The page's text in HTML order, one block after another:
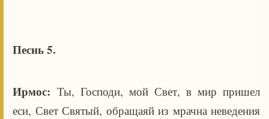
Песнь 5.
Ирмос: Ты, Господи, мой Свет, в мир пришел
еси, Свет Святый, обращаяй из мрачна неведения